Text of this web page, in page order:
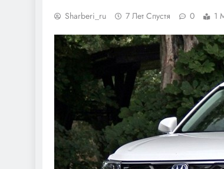
Sharberi_ru 7 Лет Спустя 0 1